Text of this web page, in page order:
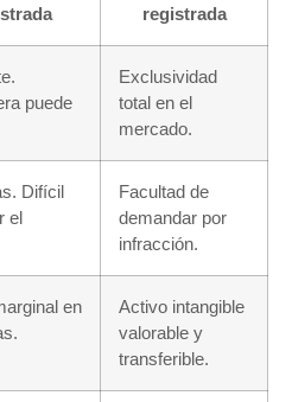
registrada
puede
Exclusividad
total en el
mercado.
Difícil
el
Facultad de
demandar por
infracción.
en
Activo intangible
valorable y
transferible.